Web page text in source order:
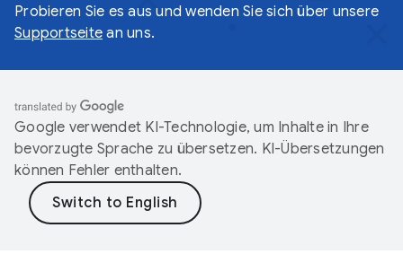
Probieren Sie es aus und wenden Sie sich über unsere
Supportseite an uns.
Google verwendet KI-Technologie, um Inhalte in Ihre
bevorzugte Sprache zu übersetzen. KI-Übersetzungen
können Fehler enthalten.